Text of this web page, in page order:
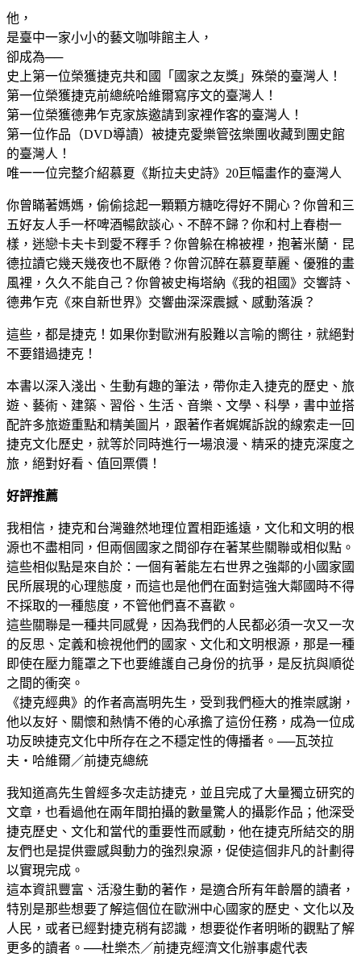
他，
是臺中一家小小的藝文咖啡館主人，
卻成為──
史上第一位榮獲捷克共和國「國家之友獎」殊榮的臺灣人！
第一位榮獲捷克前總統哈維爾寫序文的臺灣人！
第一位榮獲德弗乍克家族邀請到家裡作客的臺灣人！
第一位作品（DVD導讀）被捷克愛樂管弦樂團收藏到團史館
的臺灣人！
唯一一位完整介紹慕夏《斯拉夫史詩》20巨幅畫作的臺灣人
你曾瞞著媽媽，偷偷捻起一顆顆方糖吃得好不開心？你曾和三
五好友人手一杯啤酒暢飲談心、不醉不歸？你和村上春樹一
樣，迷戀卡夫卡到愛不釋手？你曾躲在棉被裡，抱著米蘭．昆
德拉讀它幾天幾夜也不厭倦？你曾沉醉在慕夏華麗、優雅的畫
風裡，久久不能自己？你曾被史梅塔納《我的祖國》交響詩、
德弗乍克《來自新世界》交響曲深深震撼、感動落淚？
這些，都是捷克！如果你對歐洲有股難以言喻的嚮往，就絕對
不要錯過捷克！
本書以深入淺出、生動有趣的筆法，帶你走入捷克的歷史、旅
遊、藝術、建築、習俗、生活、音樂、文學、科學，書中並搭
配許多旅遊重點和精美圖片，跟著作者娓娓訴說的線索走一回
捷克文化歷史，就等於同時進行一場浪漫、精采的捷克深度之
旅，絕對好看、值回票價！
好評推薦
我相信，捷克和台灣雖然地理位置相距遙遠，文化和文明的根
源也不盡相同，但兩個國家之間卻存在著某些關聯或相似點。
這些相似點是來自於：一個有著能左右世界之強鄰的小國家國
民所展現的心理態度，而這也是他們在面對這強大鄰國時不得
不採取的一種態度，不管他們喜不喜歡。
這些關聯是一種共同感覺，因為我們的人民都必須一次又一次
的反思、定義和檢視他們的國家、文化和文明根源，那是一種
即使在壓力籠罩之下也要維護自己身份的抗爭，是反抗與順從
之間的衝突。
《捷克經典》的作者高嵩明先生，受到我們極大的推崇感謝，
他以友好、關懷和熱情不倦的心承擔了這份任務，成為一位成
功反映捷克文化中所存在之不穩定性的傳播者。──瓦茨拉
夫‧哈維爾／前捷克總統
我知道高先生曾經多次走訪捷克，並且完成了大量獨立研究的
文章，也看過他在兩年間拍攝的數量驚人的攝影作品；他深受
捷克歷史、文化和當代的重要性而感動，他在捷克所結交的朋
友們也是提供靈感與動力的強烈泉源，促使這個非凡的計劃得
以實現完成。
這本資訊豐富、活潑生動的著作，是適合所有年齡層的讀者，
特別是那些想要了解這個位在歐洲中心國家的歷史、文化以及
人民，或者已經對捷克稍有認識，想要從作者明晰的觀點了解
更多的讀者。──杜樂杰／前捷克經濟文化辦事處代表